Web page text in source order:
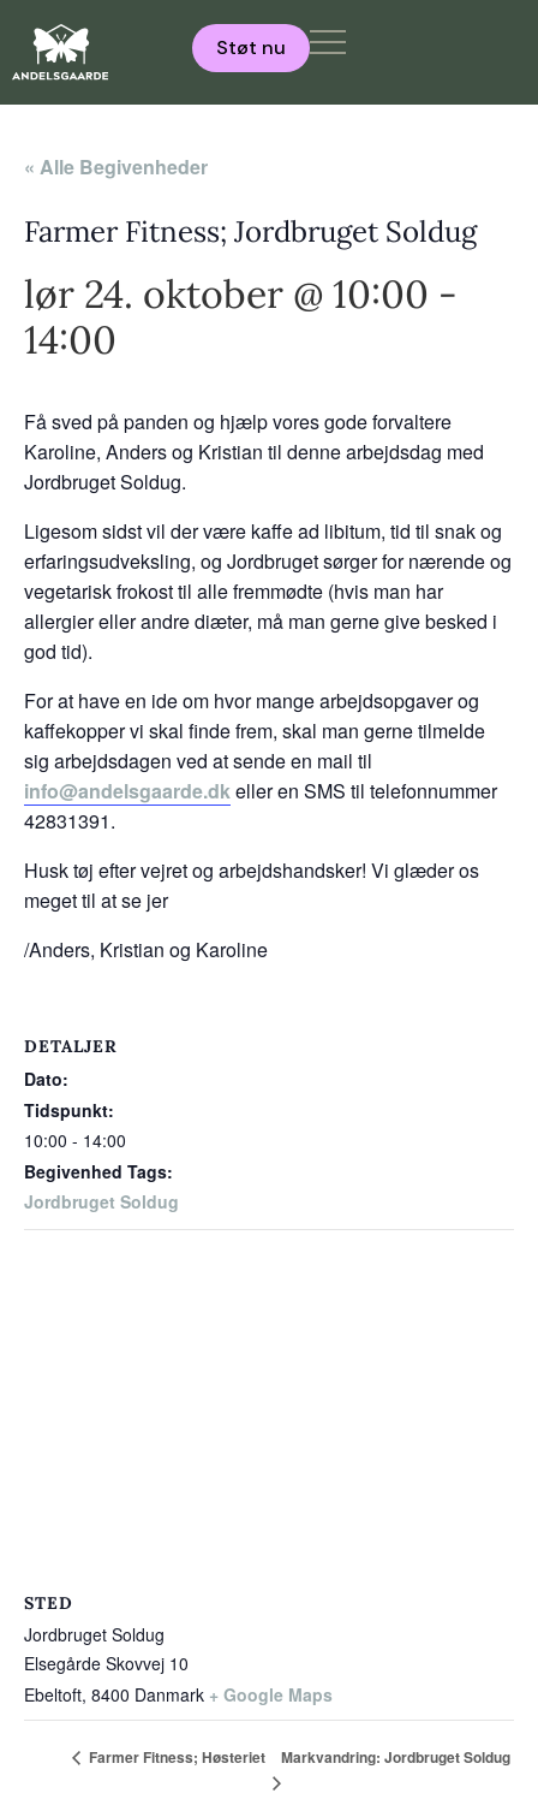
Støt nu
« Alle Begivenheder
Farmer Fitness; Jordbruget Soldug
lør 24. oktober @ 10:00 -
14:00
Få sved på panden og hjælp vores gode forvaltere
Karoline, Anders og Kristian til denne arbejdsdag med
Jordbruget Soldug.
Ligesom sidst vil der være kaffe ad libitum, tid til snak og
erfaringsudveksling, og Jordbruget sørger for nærende og
vegetarisk frokost til alle fremmødte (hvis man har
allergier eller andre diæter, må man gerne give besked i
god tid).
For at have en ide om hvor mange arbejdsopgaver og
kaffekopper vi skal finde frem, skal man gerne tilmelde
sig arbejdsdagen ved at sende en mail til
info@andelsgaarde.dkeller en SMS til telefonnummer
42831391.
Husk tøj efter vejret og arbejdshandsker! Vi glæder os
meget til at se jer
/Anders, Kristian og Karoline
DETALJER
Dato:
Tidspunkt:
10:00 - 14:00
Begivenhed Tags:
Jordbruget Soldug
STED
Jordbruget Soldug
Elsegårde Skovvej 10
Ebeltoft, 8400 Danmark + Google Maps
Farmer Fitness; Høsteriet Markvandring: Jordbruget Soldug